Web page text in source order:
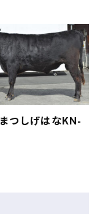
まつしげはな KN-